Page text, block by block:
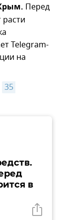
Перед
Telegram-
на
35
в